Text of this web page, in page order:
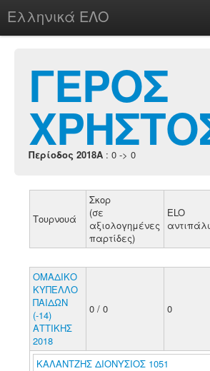
Ελληνικά ΕΛΟ
chesstu.be @ discord
Login
ΓΕΡΟΣ
Περίοδος 2018A : 0 -> 0
Τουρνουά
Σκορ
(σε
αξιολογημένες
παρτίδες)
ELO
ΟΜΑΔΙΚΟ
ΚΥΠΕΛΛΟ
ΠΑΙΔΩΝ
(-14)
ΑΤΤΙΚΗΣ
2018
0 / 0 0
ΚΑΛΑΝΤΖΗΣ ΔΙΟΝΥΣΙΟΣ 1051